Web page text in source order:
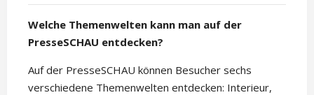
Welche Themenwelten kann man auf der
PresseSCHAU entdecken?
Auf der PresseSCHAU können Besucher sechs
verschiedene Themenwelten entdecken: Interieur,